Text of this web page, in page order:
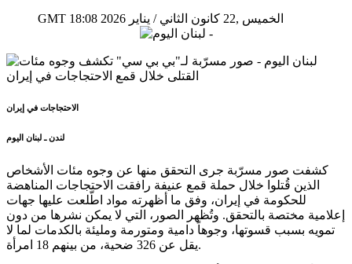
GMT 18:08 2026 الخميس ,22 كانون الثاني / يناير
الاحتجاجات في إيران
لندن ـ لبنان اليوم
كشفت صور مسرّبة جرى التحقق منها عن وجوه مئات الأشخاص
الذين قُتلوا خلال حملة قمع عنيفة رافقت الاحتجاجات المناهضة
للحكومة في إيران، وفق ما أظهرته مواد اطّلعت عليها جهات
إعلامية مختصة بالتحقق. وتُظهر الصور، التي لا يمكن نشرها من دون
تمويه بسبب قسوتها، وجوهاً دامية ومتورمة ومليئة بالكدمات لما لا
يقل عن 326 ضحية، من بينهم 18 امرأة.